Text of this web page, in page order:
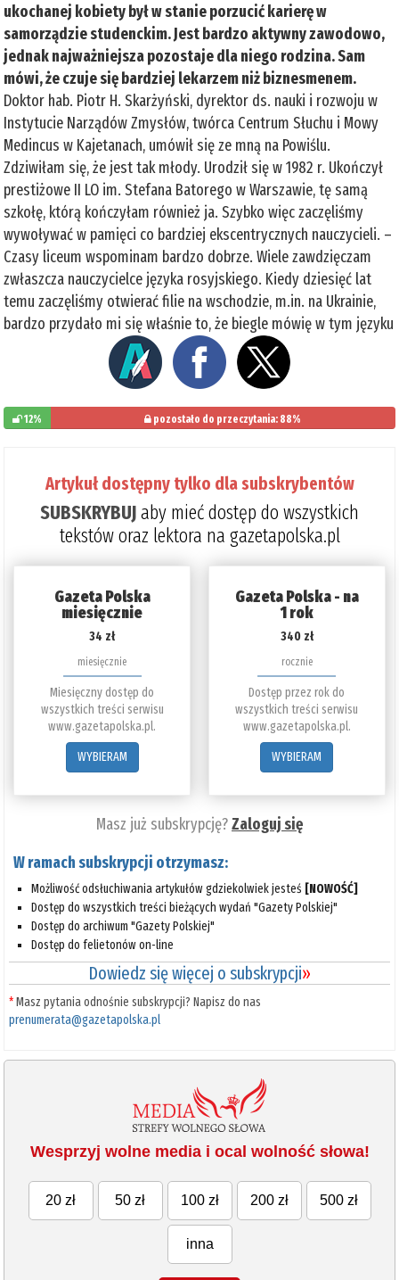
ukochanej kobiety był w stanie porzucić karierę w
samorządzie studenckim. Jest bardzo aktywny zawodowo,
jednak najważniejsza pozostaje dla niego rodzina. Sam
mówi, że czuje się bardziej lekarzem niż biznesmenem.
Doktor hab. Piotr H. Skarżyński, dyrektor ds. nauki i rozwoju w
Instytucie Narządów Zmysłów, twórca Centrum Słuchu i Mowy
Medincus w Kajetanach, umówił się ze mną na Powiślu.
Zdziwiłam się, że jest tak młody. Urodził się w 1982 r. Ukończył
prestiżowe II LO im. Stefana Batorego w Warszawie, tę samą
szkołę, którą kończyłam również ja. Szybko więc zaczęliśmy
wywoływać w pamięci co bardziej ekscentrycznych nauczycieli. –
Czasy liceum wspominam bardzo dobrze. Wiele zawdzięczam
zwłaszcza nauczycielce języka rosyjskiego. Kiedy dziesięć lat
temu zaczęliśmy otwierać filie na wschodzie, m.in. na Ukrainie,
bardzo przydało mi się właśnie to, że biegle mówię w tym języku
12% pozostało do przeczytania: 88%
Artykuł dostępny tylko dla subskrybentów
SUBSKRYBUJaby mieć dostęp do wszystkich
tekstów oraz lektora na gazetapolska.pl
Gazeta Polska
miesięcznie
34 zł
miesięcznie
Miesięczny dostęp do
wszystkich treści serwisu
www.gazetapolska.pl.
WYBIERAM
Gazeta Polska - na
1 rok
340 zł
rocznie
Dostęp przez rok do
wszystkich treści serwisu
www.gazetapolska.pl.
WYBIERAM
Masz już subskrypcję?Zaloguj się
W ramach subskrypcji otrzymasz:
Możliwość odsłuchiwania artykułów gdziekolwiek jesteś [NOWOŚĆ]
Dostęp do wszystkich treści bieżących wydań "Gazety Polskiej"
Dostęp do archiwum "Gazety Polskiej"
Dostęp do felietonów on-line
Dowiedz się więcej o subskrypcji»
*Masz pytania odnośnie subskrypcji? Napisz do nas
prenumerata@gazetapolska.pl
Wesprzyj wolne media i ocal wolność słowa!
20 zł 50 zł 100 zł 200 zł 500 zł
inna